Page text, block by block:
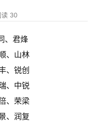
读 30
、君烽
、山林
、锐创
、中锐
、荣梁
、润复